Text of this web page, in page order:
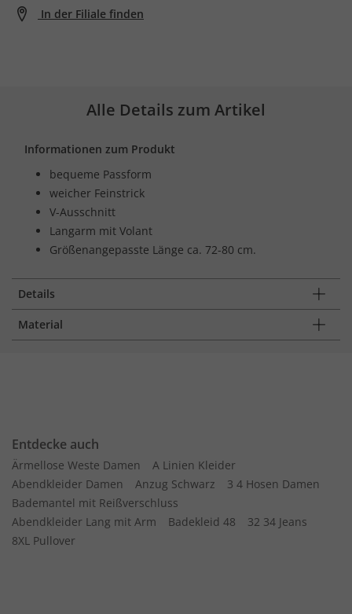
In der Filiale finden
Alle Details zum Artikel
Informationen zum Produkt
bequeme Passform
weicher Feinstrick
V-Ausschnitt
Langarm mit Volant
Größenangepasste Länge ca. 72-80 cm.
Details
Material
Entdecke auch
Ärmellose Weste Damen
A Linien Kleider
Abendkleider Damen
Anzug Schwarz
3 4 Hosen Damen
Bademantel mit Reißverschluss
Abendkleider Lang mit Arm
Badekleid 48
32 34 Jeans
8XL Pullover